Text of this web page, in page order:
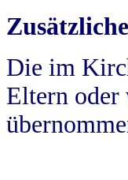
Die im
Eltern oder